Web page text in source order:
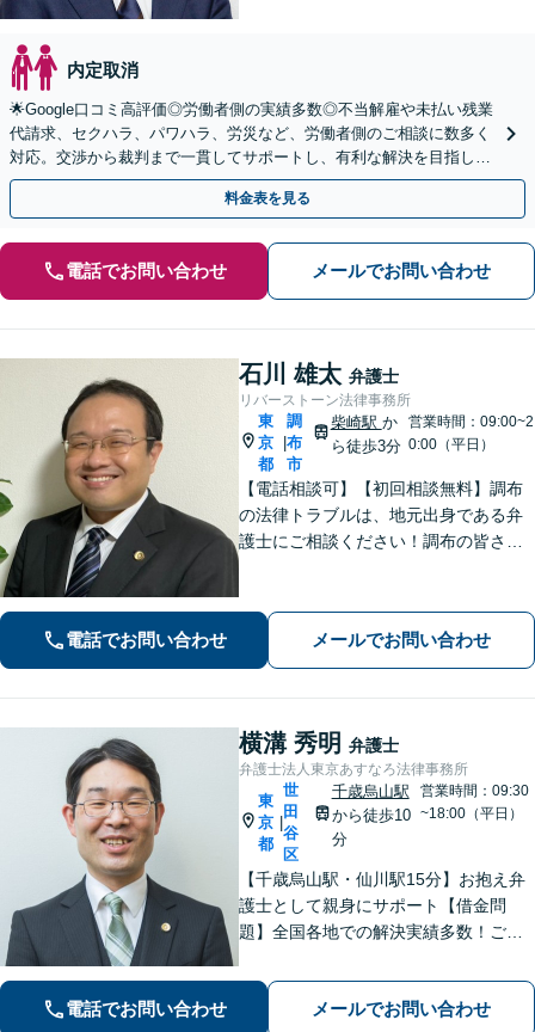
内定取消
🌟Google口コミ高評価◎労働者側の実績多数◎不当解雇や未払い残業
代請求、セクハラ、パワハラ、労災など、労働者側のご相談に数多く
対応。交渉から裁判まで一貫してサポートし、有利な解決を目指しま
す。【使用者側も対応】企業法務にも精通。
料金表を見る
電話でお問い合わせ メールでお問い合わせ
石川 雄太 弁護士
リバーストーン法律事務所
東
京
都
調
布
市
柴崎駅 か
ら徒歩3分
営業時間：09:00~2
0:00（平日）
【電話相談可】【初回相談無料】調布
の法律トラブルは、地元出身である弁
護士にご相談ください！調布の皆さま
とでも大丈夫ですので、まずはご相談
ください【柴崎駅3分】【出張相談も
可】
電話でお問い合わせ メールでお問い合わせ
横溝 秀明 弁護士
弁護士法人東京あすなろ法律事務所
東
京
都
世
田
谷
区
千歳烏山駅
から徒歩10
分
営業時間：09:30
~18:00（平日）
【千歳烏山駅・仙川駅15分】お抱え弁
護士として親身にサポート【借金問
題】全国各地での解決実績多数！ご相
対応で満足度の高い解決を目指します
【相続・遺言】協議・調停・裁判に幅
電話でお問い合わせ メールでお問い合わせ